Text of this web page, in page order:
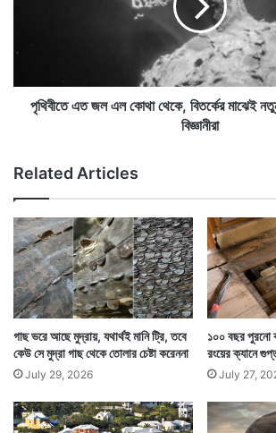
ব্রিটেনের বাকিংহামশায়ারের বাসিন্দা ওই
সংস্থাকে ইমেল করে জানানোর পর তা নজর
ওই মার্স চকোলেট ক্যান্ডি বার তৈরি করে।
ব্রিটেনে বেশ প্রসিদ্ধ এই চকোলেট সংস্থা।
দ্রে
র
দি
চ্ছে
না
সা
এ
কে
,
বি
ত
র্কে
র
মা
ঝে
ই
ন
তু
উ
ত্ত
পৃথিবীতে এত জল এল কোথা থেকে, বিতর্কের মাঝেই
বিজ্ঞানীরা
Related Articles
গাছ ভরে আছে মুদ্রায়, যথার্থই মানি ট্রি, তবে
কেউ সে মুদ্রা গাছ থেকে তোলার চেষ্টা করেননা
July 29, 2026
১০০ বছর পুরনো
রংয়ের ক্যানে
July 27,